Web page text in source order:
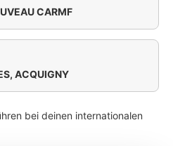
CARMF
ACQUIGNY
bei deinen internationalen